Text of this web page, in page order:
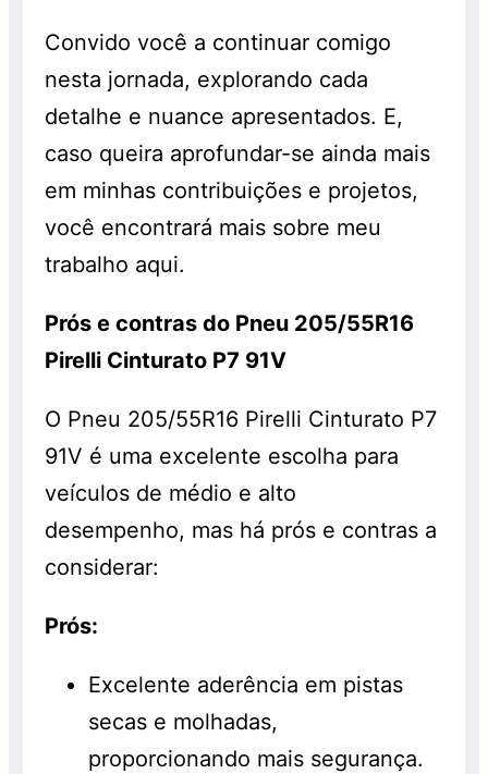
Convido você a continuar comigo
nesta jornada, explorando cada
detalhe e nuance apresentados. E,
caso queira aprofundar-se ainda mais
em minhas contribuições e projetos,
você encontrará mais sobre meu
trabalho aqui.
Prós e contras do Pneu 205/55R16
Pirelli Cinturato P7 91V
O Pneu 205/55R16 Pirelli Cinturato P7
91V é uma excelente escolha para
veículos de médio e alto
desempenho, mas há prós e contras a
considerar:
Prós:
Excelente aderência em pistas
secas e molhadas,
proporcionando mais segurança.